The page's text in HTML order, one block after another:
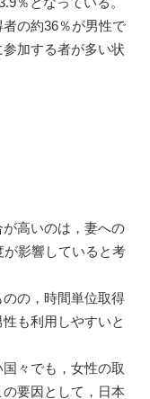
の約36％が男性で
加する者が多い状
高いのは，妻への
影響していると考
の，時間単位取得
も利用しやすいと
々でも，女性の取
要因として，日本